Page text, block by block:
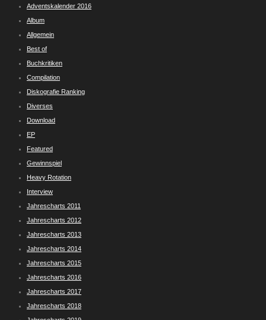
Adventskalender 2016
Album
Allgemein
Best of
Buchkritiken
Compilation
Diskografie Ranking
Diverses
Download
EP
Featured
Gewinnspiel
Heavy Rotation
Interview
Jahrescharts 2011
Jahrescharts 2012
Jahrescharts 2013
Jahrescharts 2014
Jahrescharts 2015
Jahrescharts 2016
Jahrescharts 2017
Jahrescharts 2018